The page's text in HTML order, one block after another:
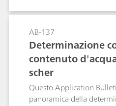
separazione, per es.
rilevamento.Questo
destinato a fornire da un
delle più importanti
alcuni composti, ben
ossidativamente, cioè
nel range pg e dall'altro,
esempi, illustrare
AB-137
Determinazione
contenuto
scher
Questo Application
panoramica della